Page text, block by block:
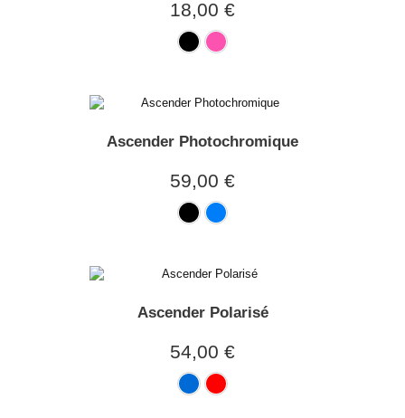
18,00 €
Ascender Photochromique
59,00 €
Ascender Polarisé
54,00 €